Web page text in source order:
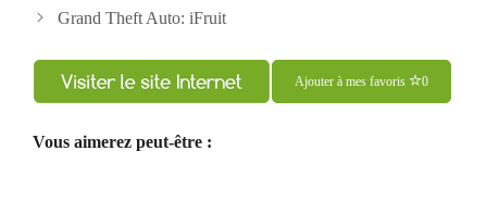
des
Grand Theft Auto: iFruit
Ajouter à mes favoris 0
Vous aimerez peut-être :